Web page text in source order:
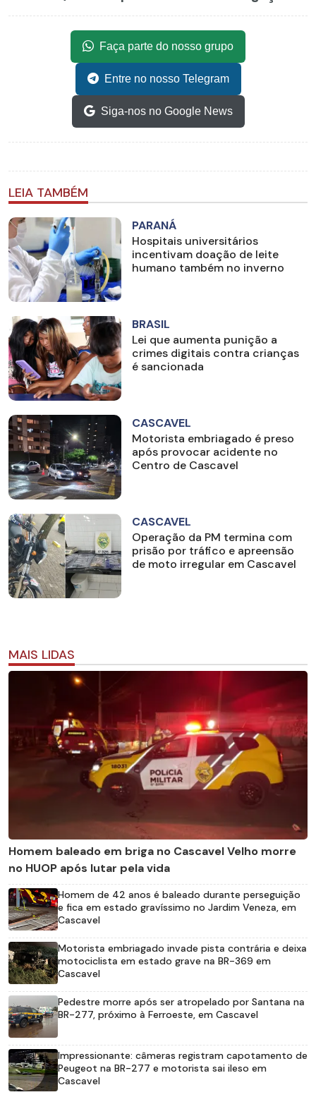
Faça parte do nosso grupo
Entre no nosso Telegram
Siga-nos no Google News
LEIA TAMBÉM
PARANÁ
Hospitais universitários
incentivam doação de leite
humano também no inverno
BRASIL
Lei que aumenta punição a
crimes digitais contra crianças
é sancionada
CASCAVEL
Motorista embriagado é preso
após provocar acidente no
Centro de Cascavel
CASCAVEL
Operação da PM termina com
prisão por tráfico e apreensão
de moto irregular em Cascavel
MAIS LIDAS
Homem baleado em briga no Cascavel Velho morre
no HUOP após lutar pela vida
Homem de 42 anos é baleado durante perseguição
e fica em estado gravíssimo no Jardim Veneza, em
Cascavel
Motorista embriagado invade pista contrária e deixa
motociclista em estado grave na BR-369 em
Cascavel
Pedestre morre após ser atropelado por Santana na
BR-277, próximo à Ferroeste, em Cascavel
Impressionante: câmeras registram capotamento de
Peugeot na BR-277 e motorista sai ileso em
Cascavel